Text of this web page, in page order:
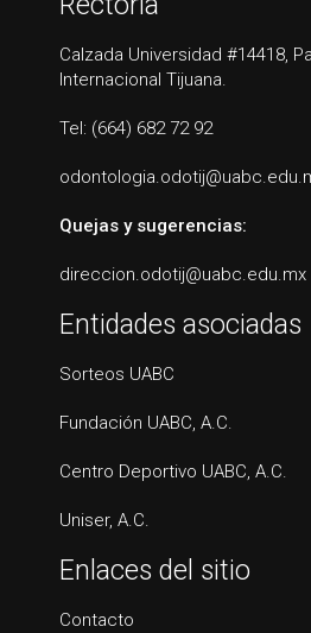
Calzada Universidad #14418,
Internacional Tijuana.
Tel: (664) 682 72 92
Quejas y sugerencias:
direccion.odotij@uabc.edu.mx
Entidades asociadas
Sorteos UABC
Fundación UABC, A.C.
Centro Deportivo UABC, A.C.
Uniser, A.C.
Enlaces del sitio
Contacto